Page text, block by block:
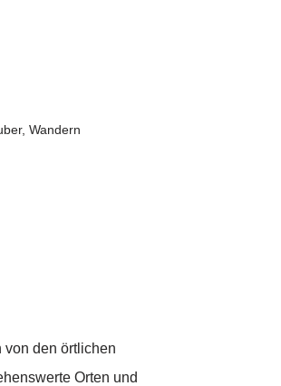
,Wandern
von den örtlichen
Orten und